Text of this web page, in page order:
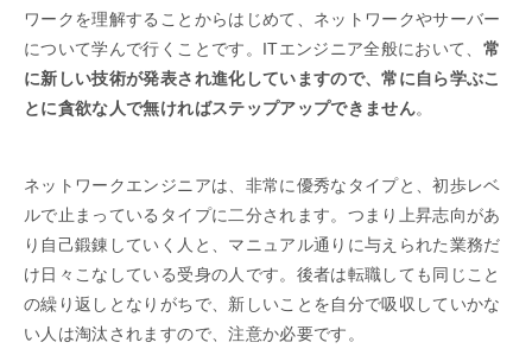
ワークを理解することからはじめて、ネットワークやサーバー
について学んで行くことです。ITエンジニア全般において、 常
に新しい技術が発表され進化していますので、常に自ら学ぶこ
とに貪欲な人で無ければステップアップできません。
ネットワークエンジニアは、非常に優秀なタイプと、初歩レベ
ルで止まっているタイプに二分されます。つまり上昇志向があ
り自己鍛錬していく人と、マニュアル通りに与えられた業務だ
け日々こなしている受身の人です。後者は転職しても同じこと
の繰り返しとなりがちで、新しいことを自分で吸収していかな
い人は淘汰されますので、注意か必要です。